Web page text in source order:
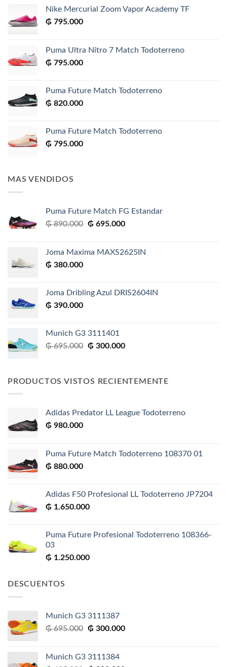
Nike Mercurial Zoom Vapor Academy TF
₲ 795.000
Puma Ultra Nitro 7 Match Todoterreno
₲ 795.000
Puma Future Match Todoterreno
₲ 820.000
Puma Future Match Todoterreno
₲ 795.000
MAS VENDIDOS
Puma Future Match FG Estandar
₲890.000 El
era:
₲ 695.000El
es:
Joma Maxima MAXS2625IN
₲ 380.000
Joma Dribling Azul DRIS2604IN
₲ 390.000
Munich G3 3111401
₲695.000 El
era:
₲ 300.000El
es:
PRODUCTOS VISTOS RECIENTEMENTE
Adidas Predator LL League Todoterreno
₲ 980.000
Puma Future Match Todoterreno 108370 01
₲ 880.000
Adidas F50 Profesional LL Todoterreno JP7204
₲ 1.650.000
Puma Future Profesional Todoterreno 108366-
03
₲ 1.250.000
DESCUENTOS
Munich G3 3111387
₲695.000 El
era:
₲ 300.000El
Munich G3 3111384